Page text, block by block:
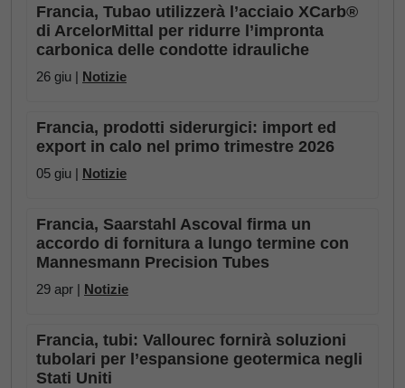
Francia, Tubao utilizzerà l’acciaio XCarb®
di ArcelorMittal per ridurre l’impronta
carbonica delle condotte idrauliche
26 giu | Notizie
Francia, prodotti siderurgici: import ed
export in calo nel primo trimestre 2026
05 giu | Notizie
Francia, Saarstahl Ascoval firma un
accordo di fornitura a lungo termine con
Mannesmann Precision Tubes
29 apr | Notizie
Francia, tubi: Vallourec fornirà soluzioni
tubolari per l’espansione geotermica negli
Stati Uniti